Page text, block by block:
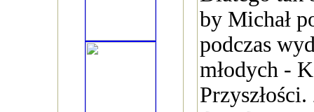
by Michał
podczas
młodych -